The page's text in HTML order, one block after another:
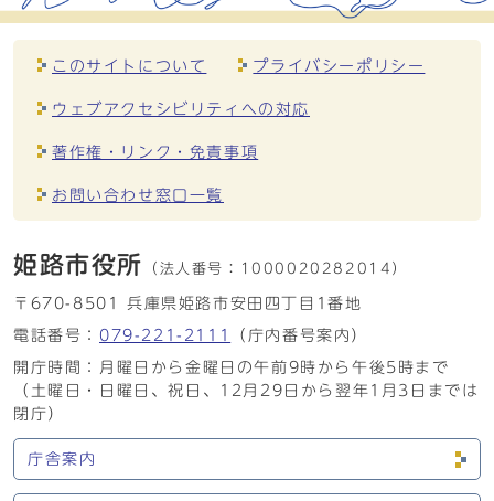
このサイトについて プライバシーポリシー
ウェブアクセシビリティへの対応
著作権・リンク・免責事項
お問い合わせ窓口一覧
姫路市役所 （法人番号： 1000020282014）
〒670-8501 兵庫県姫路市安田四丁目1番地
電話番号： 079-221-2111
（庁内番号案内）
開庁時間：月曜日から金曜日の午前9時から午後5時まで
（土曜日・日曜日、祝日、12月29日から翌年1月3日までは
閉庁）
庁舎案内